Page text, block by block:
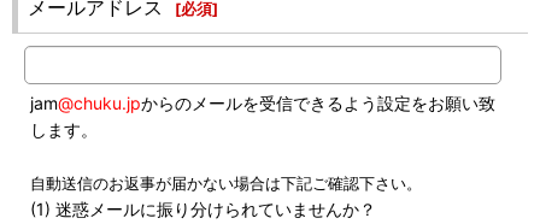
メールアドレス [必須]
jam@chuku.jpからのメールを受信できるよう設定をお願い致
します。
自動送信のお返事が届かない場合は下記ご確認下さい。
(1) 迷惑メールに振り分けられていませんか？